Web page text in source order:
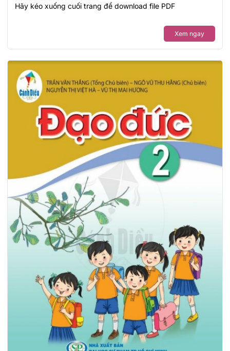
Hãy kéo xuống cuối trang để download file PDF
Xem ngay